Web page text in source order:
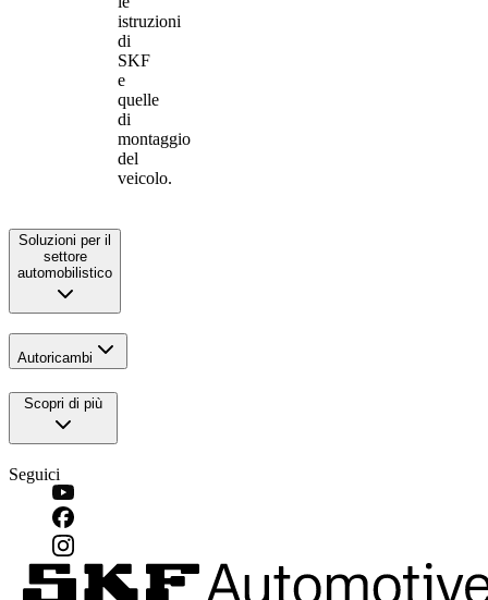
istruzioni
di
SKF
e
quelle
di
montaggio
del
veicolo.
Soluzioni per il
settore
automobilistico
Autoricambi
Scopri di più
Seguici